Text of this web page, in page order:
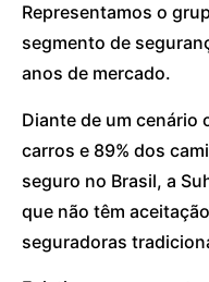
Representamos o
segmento de
anos de mercado.
Diante de um cenário
carros e 89% dos
seguro no Brasil, a
que não têm
seguradoras